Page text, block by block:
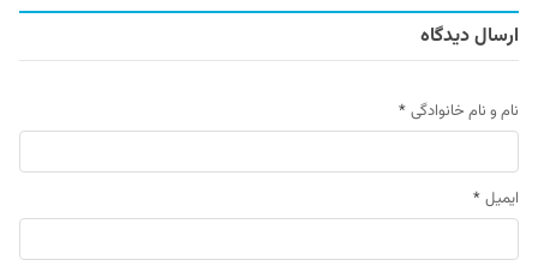
ارسال دیدگاه
نام و نام خانوادگی *
ایمیل *